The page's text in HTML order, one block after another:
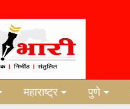
महाराष्ट्र पुणे